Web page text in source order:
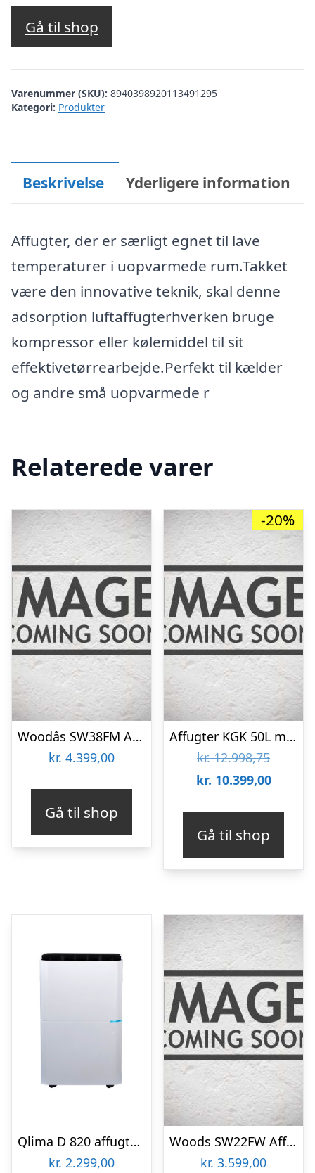
oprindelige
var:
kr. 3.248,75.kr. 2.599,00.
Gå til shop
Varenummer (SKU): 8940398920113491295
Kategori: Produkter
Beskrivelse Yderligere information
Affugter, der er særligt egnet til lave
temperaturer i uopvarmede rum.Takket
være den innovative teknik, skal denne
adsorption luftaffugterhverken bruge
kompressor eller kølemiddel til sit
effektivetørrearbejde.Perfekt til kælder
og andre små uopvarmede r
Relaterede varer
Woodâs SW38FM Affugter
kr. 4.399,00
Gå til shop
-20%
Affugter KGK 50L med pumpe
kr.12.998,75Den
kr. 10.399,00Den
kr.
Gå til shop
Qlima D 820 affugter, 20 L, Hvid
kr. 2.299,00
Woods SW22FW Affugter
kr. 3.599,00